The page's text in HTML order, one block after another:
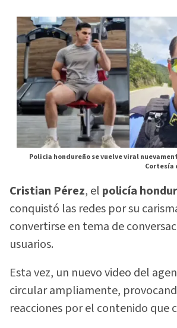
Policia hondureño se vuelve viral
Cortesía
Cristian Pérez, el policía
conquistó las redes por su
convertirse en tema de
usuarios.
Esta vez, un nuevo video del
circular ampliamente,
reacciones por el contenido que